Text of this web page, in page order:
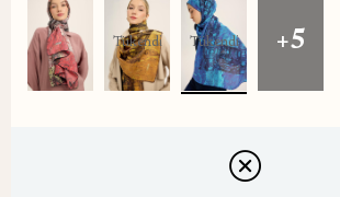
Tükendi Tükendi +5